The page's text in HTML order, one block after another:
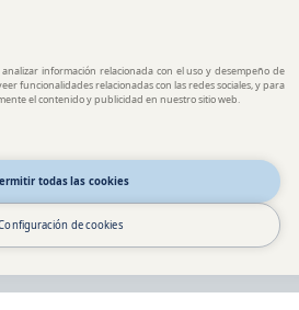
información relacionada con el uso y desempeño de
funcionalidades relacionadas con las redes sociales, y para
el contenido y publicidad en nuestro sitio web.
todas las cookies
de cookies